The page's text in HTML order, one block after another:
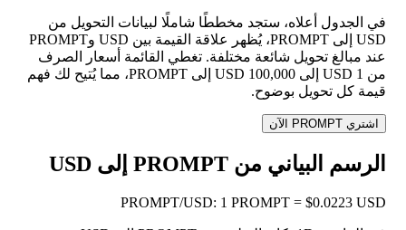
في الجدول أعلاه، ستجد مخططًا شاملًا لبيانات التحويل من
USD إلى PROMPT، يُظهر علاقة القيمة بين USD وPROMPT
عند مبالغ تحويل شائعة مختلفة. تغطي القائمة أسعار الصرف
من 1 USD إلى 100,000 USD إلى PROMPT، مما يُتيح لك فهم
قيمة كل تحويل بوضوح.
اشتري PROMPT الآن
الرسم البياني من PROMPT إلى USD
PROMPT/USD: 1 PROMPT = $0.0223 USD